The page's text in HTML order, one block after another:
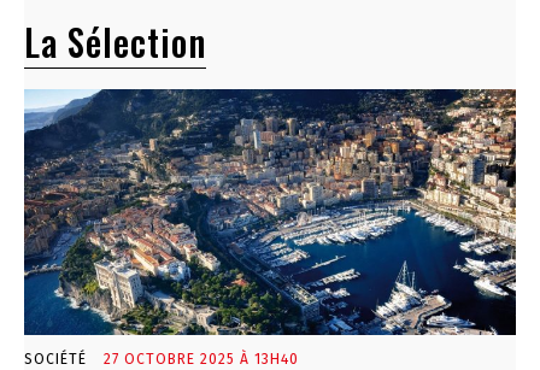
La Sélection
SOCIÉTÉ 27 OCTOBRE 2025 À 13H40